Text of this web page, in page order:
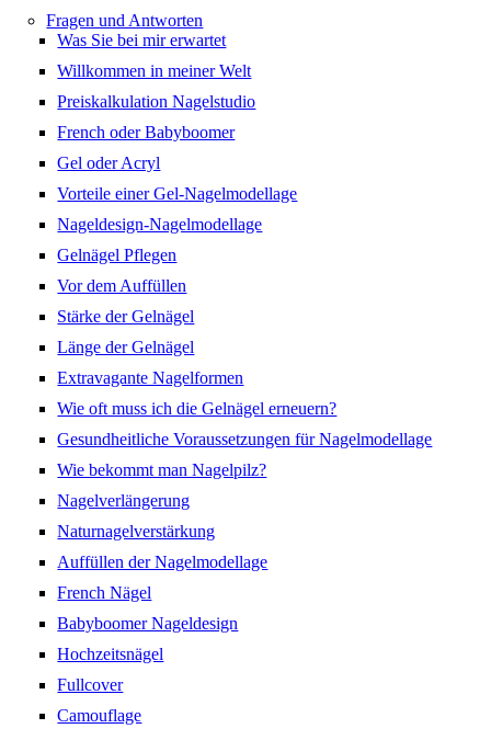
Fragen und Antworten
Was Sie bei mir erwartet
Willkommen in meiner Welt
Preiskalkulation Nagelstudio
French oder Babyboomer
Gel oder Acryl
Vorteile einer Gel-Nagelmodellage
Nageldesign-Nagelmodellage
Gelnägel Pflegen
Vor dem Auffüllen
Stärke der Gelnägel
Länge der Gelnägel
Extravagante Nagelformen
Wie oft muss ich die Gelnägel erneuern?
Gesundheitliche Voraussetzungen für Nagelmodellage
Wie bekommt man Nagelpilz?
Nagelverlängerung
Naturnagelverstärkung
Auffüllen der Nagelmodellage
French Nägel
Babyboomer Nageldesign
Hochzeitsnägel
Fullcover
Camouflage